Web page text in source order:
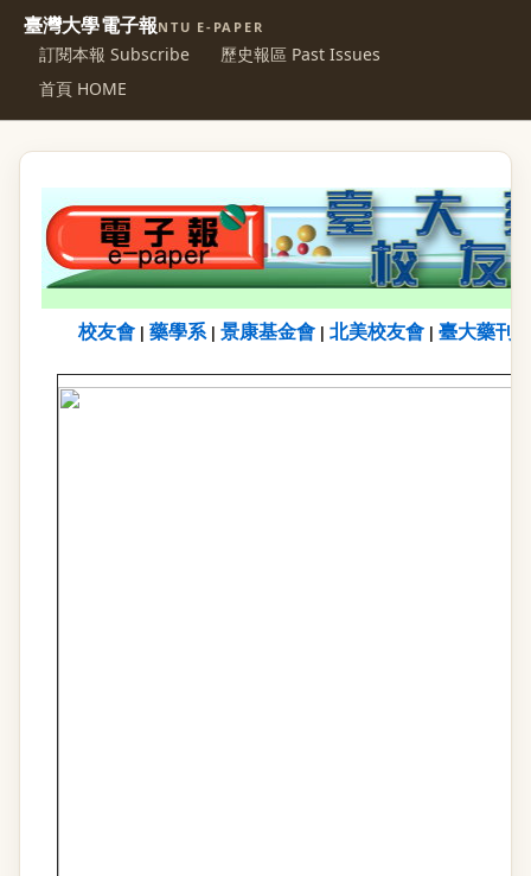
臺灣大學電子報NTU E-PAPER
訂閱本報 Subscribe
歷史報區 Past Issues
首頁 HOME
校友會 藥學系| 景康基金會 北美校友會 臺大藥刊